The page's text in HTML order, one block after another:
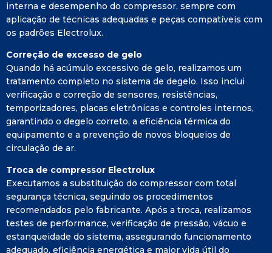
interna e desempenho do compressor, sempre com
aplicação de técnicas adequadas e peças compatíveis com
os padrões Electrolux.
Correção de excesso de gelo
Quando há acúmulo excessivo de gelo, realizamos um
tratamento completo no sistema de degelo. Isso inclui
verificação e correção de sensores, resistências,
temporizadores, placas eletrônicas e controles internos,
garantindo o degelo correto, a eficiência térmica do
equipamento e a prevenção de novos bloqueios de
circulação de ar.
Troca de compressor Electrolux
Executamos a substituição do compressor com total
segurança técnica, seguindo os procedimentos
recomendados pelo fabricante. Após a troca, realizamos
testes de performance, verificação de pressão, vácuo e
estanqueidade do sistema, assegurando funcionamento
adequado, eficiência energética e maior vida útil do